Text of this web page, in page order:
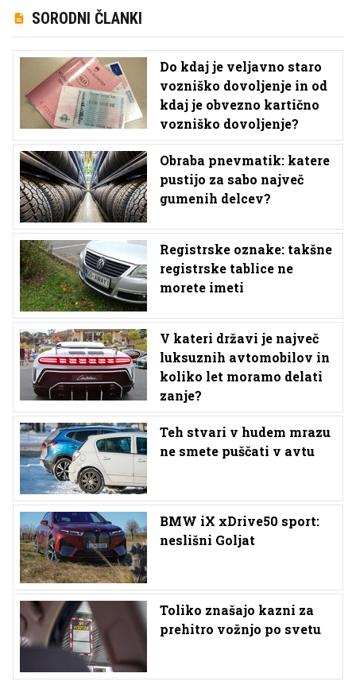
SORODNI ČLANKI
Do kdaj je veljavno staro
vozniško dovoljenje in od
kdaj je obvezno kartično
vozniško dovoljenje?
Obraba pnevmatik: katere
pustijo za sabo največ
gumenih delcev?
Registrske oznake: takšne
registrske tablice ne
morete imeti
V kateri državi je največ
luksuznih avtomobilov in
koliko let moramo delati
zanje?
Teh stvari v hudem mrazu
ne smete puščati v avtu
BMW iX xDrive50 sport:
neslišni Goljat
Toliko znašajo kazni za
prehitro vožnjo po svetu